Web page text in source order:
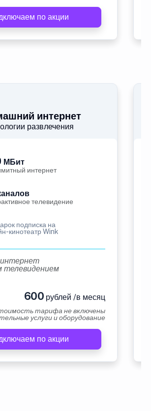
по акции
интернет
развлечения
МБит
интернет
телевидение
подписка на
кинотеатр Wink
телевидением
600 рублей /в месяц
тарифа не включены
услуги и оборудование
по акции